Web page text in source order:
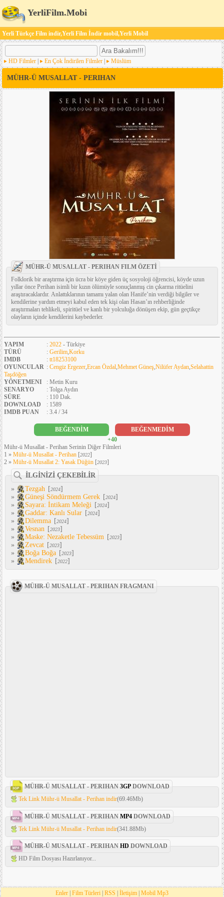
YerliFilm.Mobi
Yerli Türkçe Film indir,Yerli Film İndir mobil,Yerli Mobil
HD Filmler En Çok İndirilen Filmler Müslüm
MÜHR-Ü MUSALLAT - PERIHAN
MÜHR-Ü MUSALLAT - PERIHAN FILM ÖZETİ
Folklorik bir araştırma için ücra bir köye giden üç sosyoloji öğrencisi, köyde uzun
yıllar önce Perihan isimli bir kızın ölümüyle sonuçlanmış cin çıkarma ritüelini
araştıracaklardır. Anlattıklarının tamamı yalan olan Hanife’nin verdiği bilgiler ve
kendilerine yardım etmeyi kabul eden tek kişi olan Hasan’ın rehberliğinde
araştırmaları tehlikeli, spiritüel ve kanlı bir yolculuğa dönüşen ekip, gün geçtikçe
olayların içinde kendilerini kaybederler.
YAPIM : 2022 - Türkiye
TÜRÜ
: Gerilim Korku
IMDB
: tt18253100
OYUNCULAR : Cengiz Ergezer Ercan Özdal Mehmet Güneş Nilüfer Aydan Selahattin
Taşdöğen
YÖNETMENI
: Metin Kuru
SENARYO
: Tolga Aydın
SÜRE
: 110 Dak.
DOWNLOAD
: 1589
IMDB PUAN
: 3.4 / 34
BEĞENDİM
BEĞENMEDİM
+40
Mühr-ü Musallat - Perihan Serinin Diğer Filmleri
1 » Mühr-ü Musallat - Perihan [2022]
2 » Mühr-ü Musallat 2: Yasak Düğün [2023]
İLGİNİZİ ÇEKEBİLİR
»
Tezgah [2024]
»
Güneşi Söndürmem Gerek [2024]
»
Sayara: İntikam Meleği [2024]
»
Gaddar: Kanlı Sular [2024]
»
Dilemma [2024]
»
Vesnan [2023]
»
Maske: Nezaketle Tebessüm [2023]
»
Zevcat [2023]
»
Boğa Boğa [2023]
»
Mendirek [2022]
MÜHR-Ü MUSALLAT - PERIHAN FRAGMANI
MÜHR-Ü MUSALLAT - PERIHAN 3GP DOWNLOAD
Tek Link Mühr-ü Musallat - Perihan indir(69.46Mb)
MÜHR-Ü MUSALLAT - PERIHAN MP4 DOWNLOAD
Tek Link Mühr-ü Musallat - Perihan indir(341.88Mb)
MÜHR-Ü MUSALLAT - PERIHAN HD DOWNLOAD
HD Film Dosyası Hazırlanıyor...
Enler | Film Türleri | RSS | İletişim | Mobil Mp3